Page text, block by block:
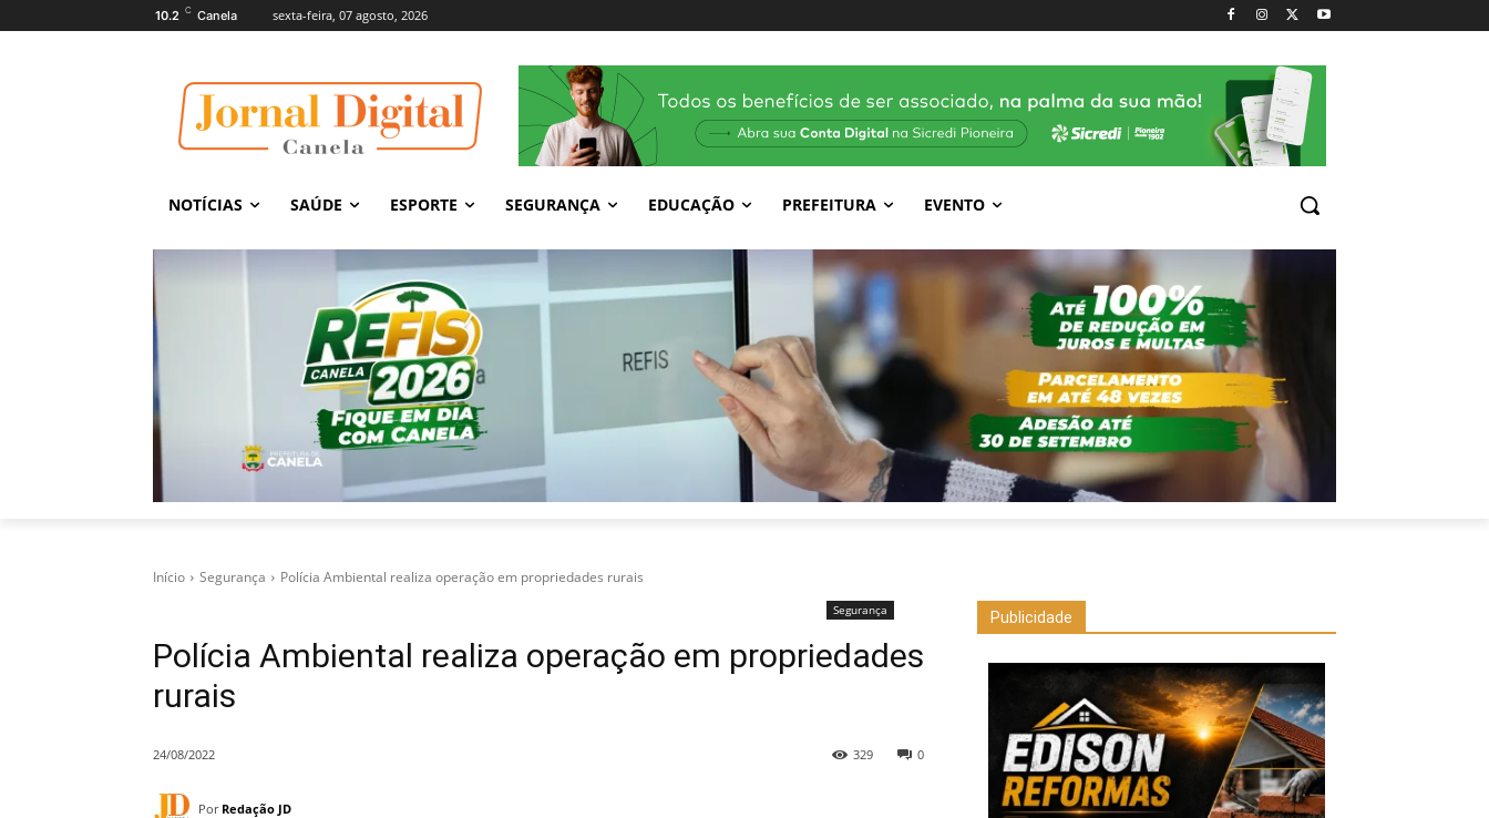
10.2 C Canela sexta-feira, 07 agosto, 2026
NOTÍCIAS SAÚDE ESPORTE SEGURANÇA EDUCAÇÃO PREFEITURA EVENTO
Início Segurança Polícia Ambiental realiza operação em propriedades rurais
Segurança
Polícia Ambiental realiza operação em propriedades
rurais
24/08/2022 0
329
Por Redação JD
Publicidade